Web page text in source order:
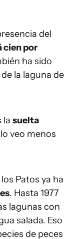
del
cien por
ha sido
la laguna de
la suelta
veo menos
Patos ya ha
. Hasta 1977
lagunas con
salada. Eso
de peces